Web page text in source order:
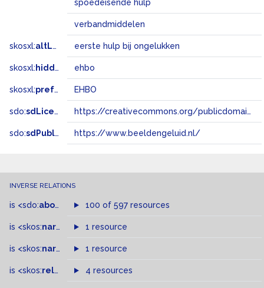
spoedeisende hulp
verbandmiddelen
skosxl:altLabel eerste hulp bij ongelukken
skosxl: hiddenLabel ehbo
skosxl:prefLabel EHBO
sdo:sdLicense https://creativecommons.org/publicdomain/zero/1.0/
sdo:sdPublisher https://www.beeldengeluid.nl/
INVERSE RELATIONS
is <sdo:about of 100 of 597 resources
is <skos:narrower >of
1 resource
is <skos:narrowMatch >of
1 resource
is <skos:related > of4 resources